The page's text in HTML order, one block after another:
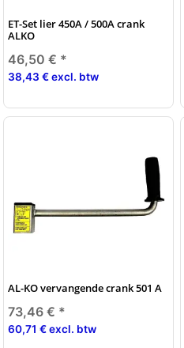
ET-Set lier 450A / 500A crank
ALKO
46,50 € *
38,43 € excl. btw
AL-KO vervangende crank 501 A
73,46 € *
60,71 € excl. btw